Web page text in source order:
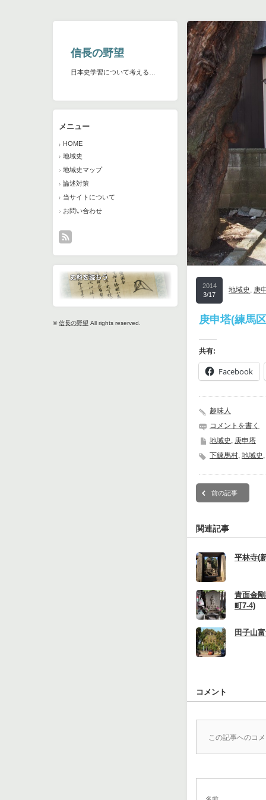
信長の野望
日本史学習について考える…
メニュー
HOME
地域史
地域史マップ
論述対策
当サイトについて
お問い合わせ
©信長の野望 All rights reserved.
2014
3/17
地域史 庚
庚申塔(練馬
共有:
Facebook
趣味人
コメントを書く
地域史
庚申塔
下練馬村 地域史
前の記事
関連記事
平林寺(
青面金
町7-4)
田子山
コメント
この記事へのコ